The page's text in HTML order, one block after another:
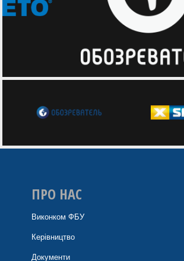
ПРО НАС
Виконком ФБУ
Керівництво
Документи